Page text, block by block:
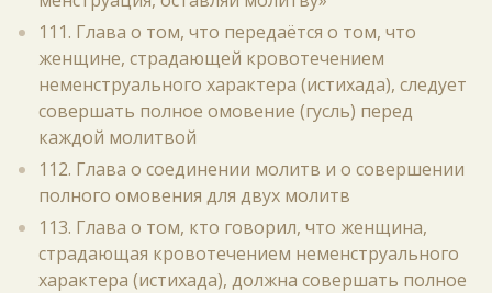
111. Глава о том, что передаётся о том, что
женщине, страдающей кровотечением
неменструального характера (истихада), следует
совершать полное омовение (гусль) перед
каждой молитвой
112. Глава о соединении молитв и о совершении
полного омовения для двух молитв
113. Глава о том, кто говорил, что женщина,
страдающая кровотечением неменструального
характера (истихада), должна совершать полное